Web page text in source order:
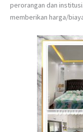
k
f
s
t
-
perorangan dan
memberikan harga/